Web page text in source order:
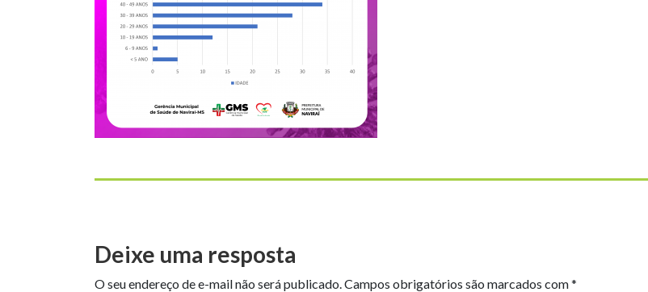
Deixe uma resposta
O seu endereço de e-mail não será publicado.Campos obrigatórios são marcados com*